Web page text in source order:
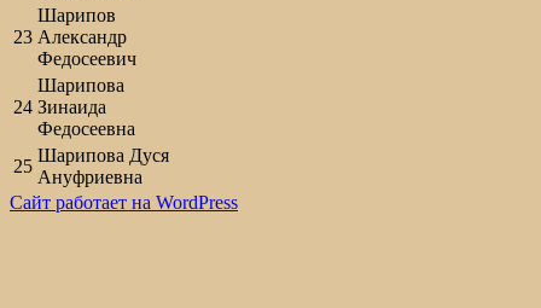
23
Шарипов
Александр
Федосеевич
24
Шарипова
Зинаида
Федосеевна
25
Шарипова Дуся
Ануфриевна
Сайт работает на WordPress